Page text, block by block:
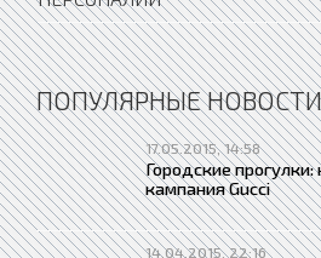
ПОПУЛЯРНЫЕ НОВОСТИ
17.05.2015, 14:58
Городские
кампания Gucci
14.04.2015, 22:16